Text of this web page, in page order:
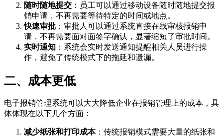
随时随地提交 ：员工可以通过移动设备随时随地提交报
销申请，不再需要等待特定的时间或地点。
快速审批 ：审批人可以通过系统直接在线审核报销申
请，不再需要面对面签字确认，显著缩短了审批时间。
实时通知 ：系统会实时发送通知提醒相关人员进行操
作，避免了传统模式下的拖延和遗漏。
二、成本更低
电子报销管理系统可以大大降低企业在报销管理上的成本，具
体体现在以下几个方面：
减少纸张和打印成本：传统报销模式需要大量的纸张和